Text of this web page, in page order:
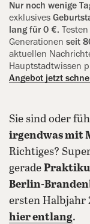
Nur noch wenige
exklusives
lang für 0 €.
Generationen seit
aktuellen
Hauptstadtwissen
Angebot jetzt
Sie sind oder
irgendwas mit
Richtiges?
gerade
Berlin-
ersten Halbjahr
hier entlang.